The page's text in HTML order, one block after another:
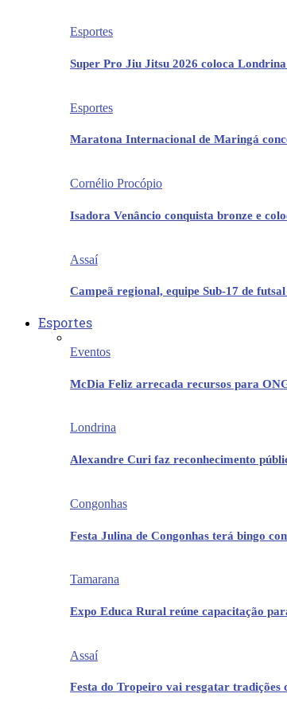
Esportes
Super Pro Jiu Jitsu 2026 coloca
Esportes
Maratona Internacional de Maringá
Cornélio Procópio
Isadora Venâncio conquista bronze e
Assaí
Campeã regional, equipe Sub-17 de
Esportes
Eventos
McDia Feliz arrecada recursos para
Londrina
Alexandre Curi faz reconhecimento
Congonhas
Festa Julina de Congonhas terá bingo
Tamarana
Expo Educa Rural reúne capacitação
Assaí
Festa do Tropeiro vai resgatar